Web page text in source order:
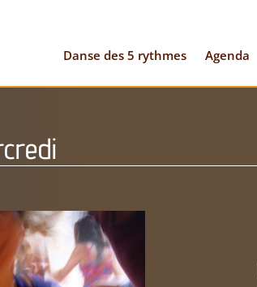
Danse des 5 rythmes Agenda